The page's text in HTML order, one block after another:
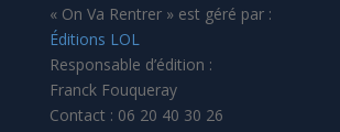
« On Va Rentrer » est géré par :
Éditions LOL
Responsable d’édition :
Franck Fouqueray
Contact : 06 20 40 30 26